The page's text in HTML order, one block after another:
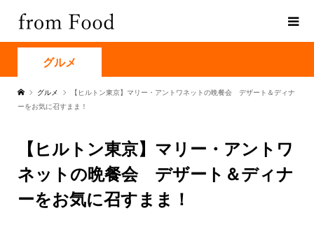
グルメ
グルメ
【ヒルトン東京】マリー・アントワネットの晩餐会 デザート＆ディナ
ーをお気に召すまま！
【ヒルトン東京】マリー・アントワ
ネットの晩餐会 デザート＆ディナ
ーをお気に召すまま！